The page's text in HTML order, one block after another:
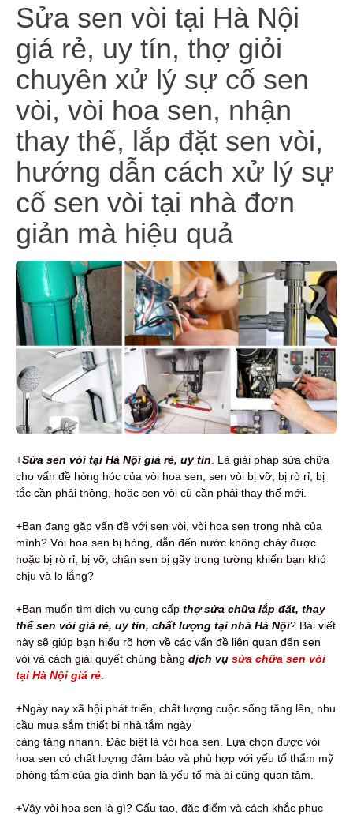
Sửa sen vòi tại Hà Nội
giá rẻ, uy tín, thợ giỏi
chuyên xử lý sự cố sen
vòi, vòi hoa sen, nhận
thay thế, lắp đặt sen vòi,
hướng dẫn cách xử lý sự
cố sen vòi tại nhà đơn
giản mà hiệu quả
+Sửa sen vòi tại Hà Nội giá rẻ, uy tín . Là giải pháp sửa chữa
cho vấn đề hỏng hóc của vòi hoa sen, sen vòi bị vỡ, bị rò rỉ, bị
tắc cần phải thông, hoặc sen vòi cũ cần phải thay thế mới.
+Bạn đang gặp vấn đề với sen vòi, vòi hoa sen trong nhà của
mình? Vòi hoa sen bị hỏng, dẫn đến nước không chảy được
hoặc bị rò rỉ, bị vỡ, chân sen bị gãy trong tường khiến bạn khó
chịu và lo lắng?
+Bạn muốn tìm dịch vụ cung cấp thợ sửa chữa lắp đặt, thay
thế sen vòi giá rẻ, uy tín, chất lượng tại nhà Hà Nội? Bài viết
này sẽ giúp bạn hiểu rõ hơn về các vấn đề liên quan đến sen
vòi và cách giải quyết chúng bằng dịch vụ sửa chữa sen vòi
tại Hà Nội giá rẻ
+Ngày nay xã hội phát triển, chất lượng cuộc sống tăng lên, nhu
cầu mua sắm thiết bị nhà tắm ngày
càng tăng nhanh. Đặc biệt là vòi hoa sen. Lựa chọn được vòi
hoa sen có chất lượng đảm bảo và phù hợp với yếu tố thẩm mỹ
phòng tắm của gia đình bạn là yếu tố mà ai cũng quan tâm.
+Vậy vòi hoa sen là gì? Cấu tạo, đặc điểm và cách khắc phục